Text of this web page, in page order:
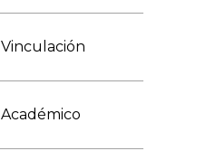
Vinculación
Académico